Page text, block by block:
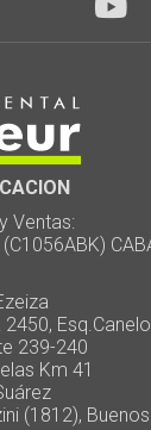
Ventas:
239-240
Km 41
(1812), Buenos